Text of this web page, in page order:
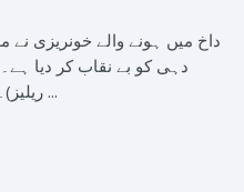
داخ میں ہونے والے خونریزی
دہی کو بے نقاب کر دیا
ریلیز)۔سوشیل ڈیموکریٹک پارٹی آف انڈیا ...